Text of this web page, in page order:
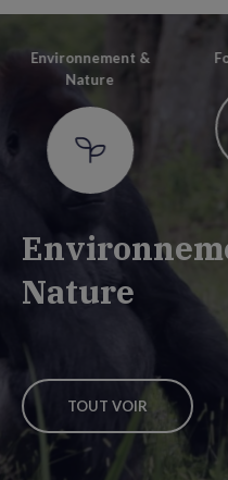
Nature
TOUT VOIR
Environnement &
Nature